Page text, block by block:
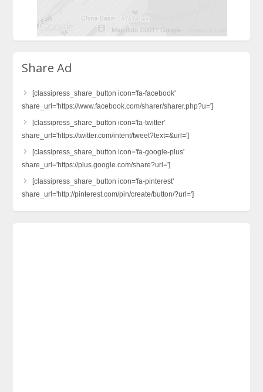
Share Ad
[classipress_share_button icon='fa-facebook'
share_url='https://www.facebook.com/sharer/sharer.php?u=']
[classipress_share_button icon='fa-twitter'
share_url='https://twitter.com/intent/tweet?text=&url=']
[classipress_share_button icon='fa-google-plus'
share_url='https://plus.google.com/share?url=']
[classipress_share_button icon='fa-pinterest'
share_url='http://pinterest.com/pin/create/button/?url=']